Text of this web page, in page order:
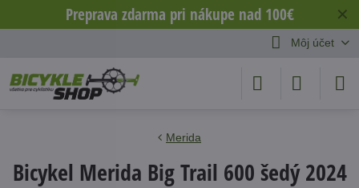
✕
Preprava zdarma pri nákupe nad 100€
Môj účet
Merida
Bicykel Merida Big Trail 600 šedý 2024